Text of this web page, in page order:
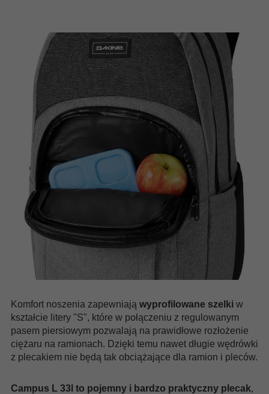
Komfort noszenia zapewniają wyprofilowane szelki w
kształcie litery "S", które w połączeniu z regulowanym
pasem piersiowym pozwalają na prawidłowe rozłożenie
ciężaru na ramionach. Dzięki temu nawet długie wędrówki
z plecakiem nie będą tak obciążające dla ramion i pleców.
Campus L 33l to pojemny i bardzo praktyczny plecak,